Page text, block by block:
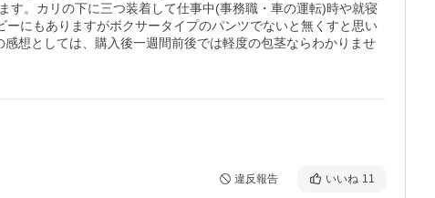
す。カリの下に三つ装着して仕事中(事務職・車の運転)時や就寝
にもありますがボクサータイプのパンツでないと無くすと思い
想としては、購入後一週間前後では軽度の包茎ならわかりませ
違反報告 いいね 11